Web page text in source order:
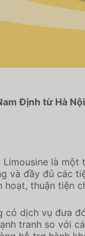
Định từ Hà
Limousine là
và đầy đủ các
hoạt, thuận tiện
có dịch vụ đưa
tranh so với